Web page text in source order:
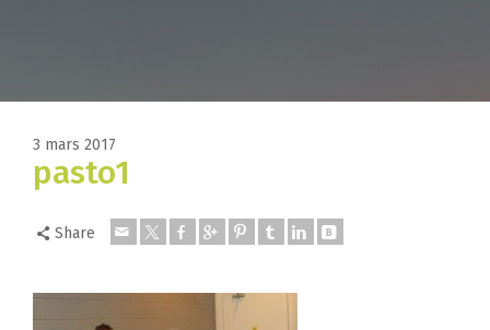
3 mars 2017
pasto1
Share